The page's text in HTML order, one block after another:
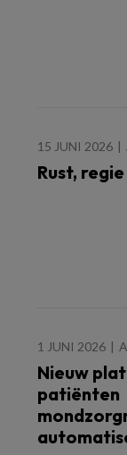
15 JUNI 2026
Rust,
1 JUNI 2026
Nieuw
patiënten